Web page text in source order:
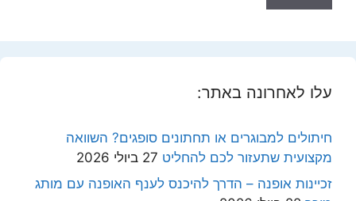
עלו לאחרונה באתר:
חיתולים למבוגרים או תחתונים סופגים? השוואה
מקצועית שתעזור לכם להחליט 27 ביולי 2026
זכיינות אופנה – הדרך להיכנס לענף האופנה עם מותג